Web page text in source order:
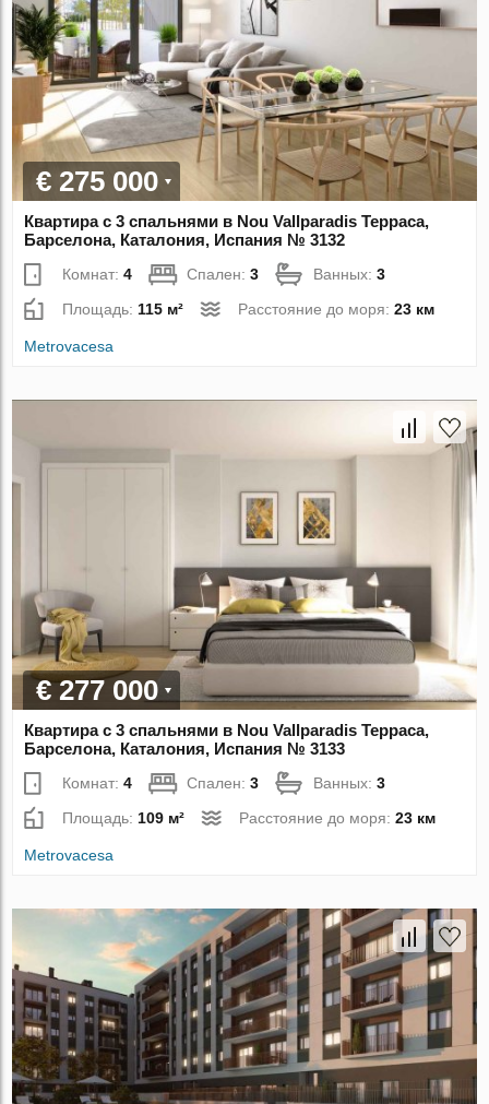
€ 275 000
Квартира с 3 спальнями в Nou Vallparadis Терраса,
Барселона, Каталония, Испания № 3132
Комнат:4 Спален:3 Ванных:3
Площадь: 115 м² Расстояние до моря:23 км
Metrovacesa
€ 277 000
Квартира с 3 спальнями в Nou Vallparadis Терраса,
Барселона, Каталония, Испания № 3133
Комнат:4 Спален:3 Ванных:3
Площадь: 109 м² Расстояние до моря:23 км
Metrovacesa